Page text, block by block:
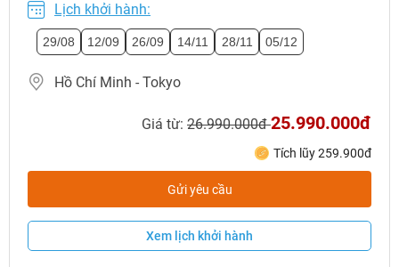
Lịch khởi hành:
29/08 12/09 26/09 14/11 28/11 05/12
Hồ Chí Minh - Tokyo
Giá từ: 26.990.000đ 25.990.000đ
Tích lũy 259.900đ
Gửi yêu cầu
Xem lịch khởi hành